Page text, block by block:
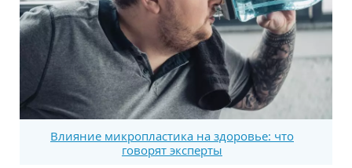
Влияние микропластика на здоровье: что
говорят эксперты